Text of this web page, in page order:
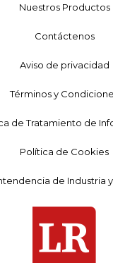
Nuestros Productos
Contáctenos
Aviso de privacidad
Términos y
de Tratamiento de
Política de Cookies
de Industria